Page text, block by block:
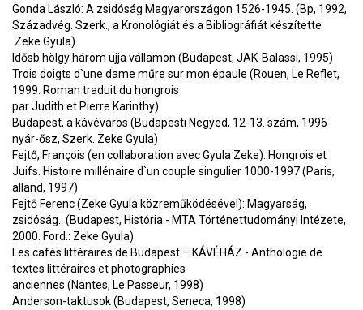
Gonda László: A zsidóság Magyarországon 1526-1945. (Bp, 1992,
Századvég. Szerk., a Kronológiát és a Bibliográfiát készítette
Zeke Gyula)
Idősb hölgy három ujja vállamon (Budapest, JAK-Balassi, 1995)
Trois doigts d`une dame műre sur mon épaule (Rouen, Le Reflet,
1999. Roman traduit du hongrois
par Judith et Pierre Karinthy)
Budapest, a kávéváros (Budapesti Negyed, 12-13. szám, 1996
nyár-ősz, Szerk. Zeke Gyula)
Fejtő, François (en collaboration avec Gyula Zeke): Hongrois et
Juifs. Histoire millénaire d`un couple singulier 1000-1997 (Paris,
alland, 1997)
Fejtő Ferenc (Zeke Gyula közreműködésével): Magyarság,
zsidóság.. (Budapest, História - MTA Történettudományi Intézete,
2000. Ford.: Zeke Gyula)
Les cafés littéraires de Budapest – KÁVÉHÁZ - Anthologie de
textes littéraires et photographies
anciennes (Nantes, Le Passeur, 1998)
Anderson-taktusok (Budapest, Seneca, 1998)